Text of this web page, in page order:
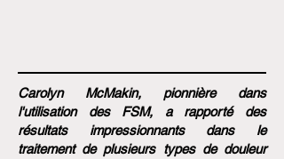
Carolyn McMakin, pionnière dans
l'utilisation des FSM, a rapporté des
résultats impressionnants dans le
traitement de plusieurs types de douleur